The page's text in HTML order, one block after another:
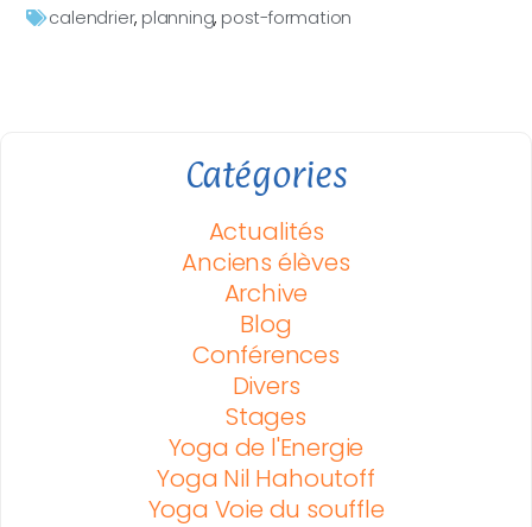
Catégories
Actualités
Anciens élèves
Archive
Blog
Conférences
Divers
Stages
Yoga de l'Energie
Yoga Nil Hahoutoff
Yoga Voie du souffle
calendrier, planning, post-formation